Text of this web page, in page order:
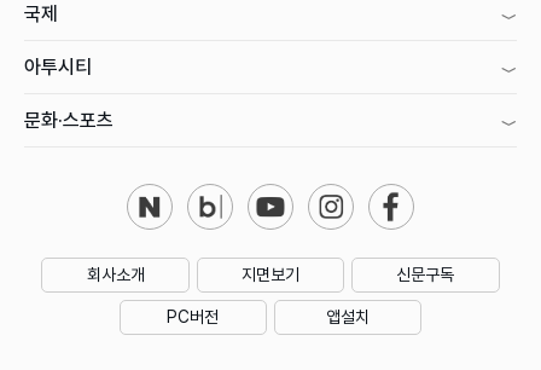
국제
아투시티
문화·스포츠
회사소개 지면보기 신문구독
PC버전 앱설치